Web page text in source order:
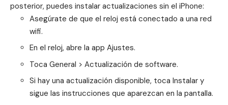
posterior, puedes instalar actualizaciones sin el iPhone:
Asegúrate de que el reloj está conectado a una red
wifi.
En el reloj, abre la app Ajustes.
Toca General > Actualización de software.
Si hay una actualización disponible, toca Instalar y
sigue las instrucciones que aparezcan en la pantalla.